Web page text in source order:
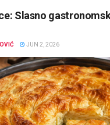
Slasno
JUN 2, 2026